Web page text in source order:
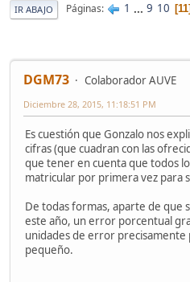
IR ABAJO Páginas 1 ... 9 10 11
DGM73
Colaborador AUVE
Diciembre 28, 2015, 11:18:51 PM
Es cuestión que Gonzalo nos
cifras (que cuadran con las
que tener en cuenta que todos
matricular por primera vez para
De todas formas, aparte de que
este año, un error porcentual
unidades de error
pequeño.